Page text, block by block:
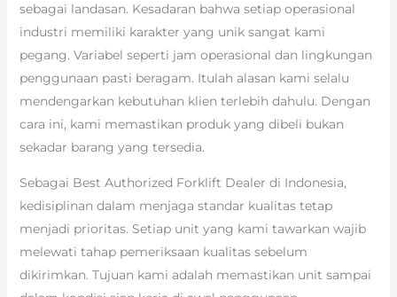
sebagai landasan. Kesadaran bahwa setiap operasional
industri memiliki karakter yang unik sangat kami
pegang. Variabel seperti jam operasional dan lingkungan
penggunaan pasti beragam. Itulah alasan kami selalu
mendengarkan kebutuhan klien terlebih dahulu. Dengan
cara ini, kami memastikan produk yang dibeli bukan
sekadar barang yang tersedia.
Sebagai Best Authorized Forklift Dealer di Indonesia,
kedisiplinan dalam menjaga standar kualitas tetap
menjadi prioritas. Setiap unit yang kami tawarkan wajib
melewati tahap pemeriksaan kualitas sebelum
dikirimkan. Tujuan kami adalah memastikan unit sampai